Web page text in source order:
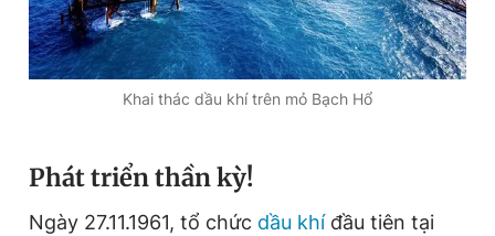
Đọc Thanh Niên trên điện thoại
Theo dõi báo trên
Hotline Liên hệ quảng cáo
Khai thác dầu khí trên mỏ Bạch Hổ
Phát triển thần kỳ!
Ngày 27.11.1961, tổ chức dầu khíđầu tiên tại